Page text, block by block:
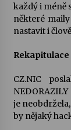
každý i méně
některé
nastavit i
Rekapitulace
CZ.NIC
je
by nějaký